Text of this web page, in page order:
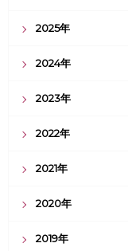
2025年
2024年
2023年
2022年
2021年
2020年
2019年